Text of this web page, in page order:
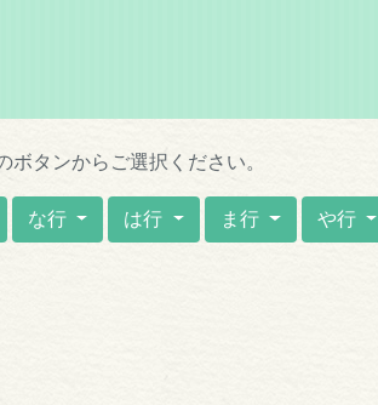
タンからご選択ください。
な行 は行 ま行 や行